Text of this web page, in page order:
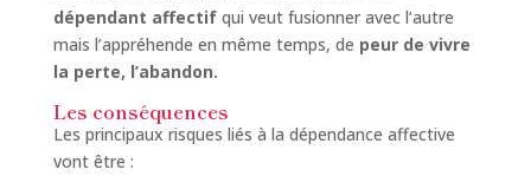
dépendant affectifqui veut fusionner avec l’autre
mais l’appréhende en même temps, de peur de vivre
la perte, l’abandon.
Les conséquences
Les principaux risques liés à la dépendance affective
vont être :